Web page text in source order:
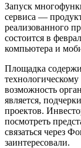
Запуск
сервиса —
реализованного
состоится в
компьютера и
Площадка
технологическому
возможность
является,
проектов.
посмотреть
связаться через
заинтересовали.